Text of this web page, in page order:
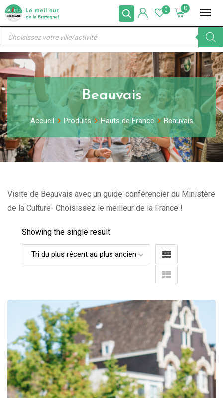
Skip
content
0
0
Recherche
produits
Beauvais
Accueil Produits Hauts de France Beauvais
Visite de Beauvais avec un guide-conférencier du Ministère
de la Culture- Choisissez le meilleur de la France !
Showing the single result